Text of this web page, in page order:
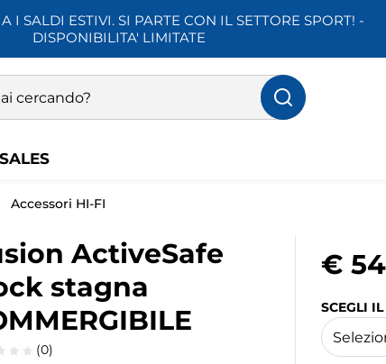
I SALDI ESTIVI. SI PARTE CON IL SETTORE SPORT! -
DISPONIBILITA' LIMITATE
Accessori HI-FI
ActiveSafe
stagna
(0)
€
SCEGLI